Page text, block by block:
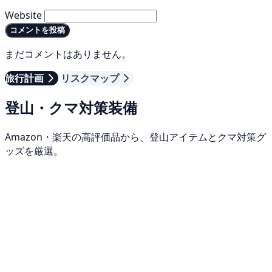
Website
コメントを投稿
まだコメントはありません。
旅行計画
リスクマップ
登山・クマ対策装備
Amazon・楽天の高評価品から、登山アイテムとクマ対策グ
ッズを厳選。